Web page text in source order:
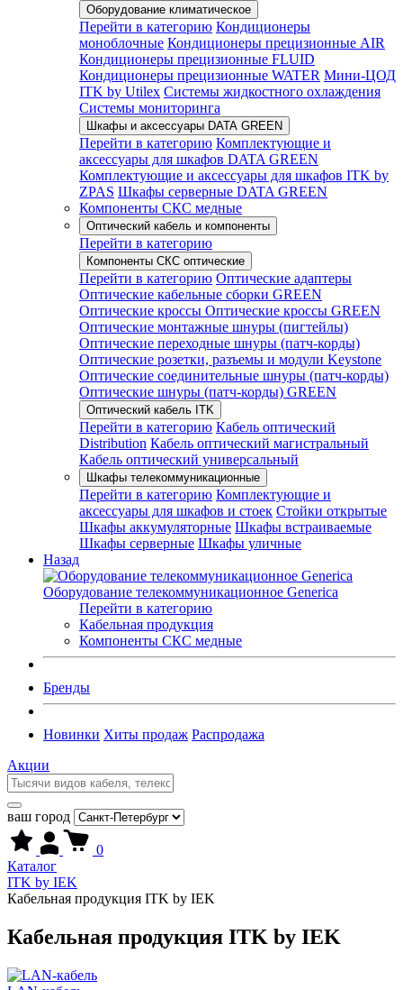
Оборудование климатическое
Перейти в категорию Кондиционеры
моноблочные Кондиционеры прецизионные AIR
Кондиционеры прецизионные FLUID
Кондиционеры прецизионные WATER Мини-ЦОД
ITK by Utilex Системы жидкостного охлаждения
Системы мониторинга
Шкафы и аксессуары DATA GREEN
Перейти в категорию Комплектующие и
аксессуары для шкафов DATA GREEN
Комплектующие и аксессуары для шкафов ITK by
ZPAS Шкафы серверные DATA GREEN
Компоненты СКС медные
Оптический кабель и компоненты
Перейти в категорию
Компоненты СКС оптические
Перейти в категорию Оптические адаптеры
Оптические кабельные сборки GREEN
Оптические кроссы Оптические кроссы GREEN
Оптические монтажные шнуры (пигтейлы)
Оптические переходные шнуры (патч-корды)
Оптические розетки, разъемы и модули Keystone
Оптические соединительные шнуры (патч-корды)
Оптические шнуры (патч-корды) GREEN
Оптический кабель ITK
Перейти в категорию Кабель оптический
Distribution Кабель оптический магистральный
Кабель оптический универсальный
Шкафы телекоммуникационные
Перейти в категорию Комплектующие и
аксессуары для шкафов и стоек Стойки открытые
Шкафы аккумуляторные Шкафы встраиваемые
Шкафы серверные Шкафы уличные
Назад
Оборудование телекоммуникационное Generica
Перейти в категорию
Кабельная продукция
Компоненты СКС медные
Бренды
Новинки Хиты продаж Распродажа
Акции
ваш город
0
Каталог
ITK by IEK
Кабельная продукция ITK by IEK
Кабельная продукция ITK by IEK